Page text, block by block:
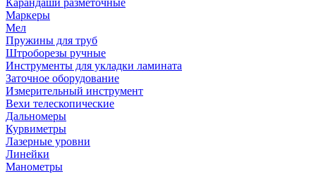
Карандаши разметочные
Маркеры
Мел
Пружины для труб
Штроборезы ручные
Инструменты для укладки ламината
Заточное оборудование
Измерительный инструмент
Вехи телескопические
Дальномеры
Курвиметры
Лазерные уровни
Линейки
Манометры